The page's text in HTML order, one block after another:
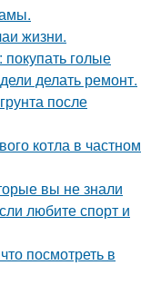
жизни.
покупать голые
делать ремонт.
после
котла в частном
вы не знали
любите спорт и
посмотреть в